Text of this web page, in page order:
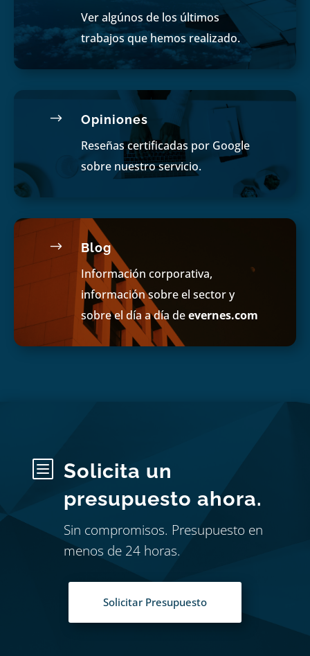
Ver algúnos de los últimos
trabajos que hemos realizado.
$ Opiniones
Reseñas certificadas por Google
sobre nuestro servicio.
$ Blog
Información corporativa,
información sobre el sector y
sobre el día a día deevernes.com
b
Solicita un
presupuesto ahora.
Sin compromisos. Presupuesto en
menos de 24 horas.
Solicitar Presupuesto